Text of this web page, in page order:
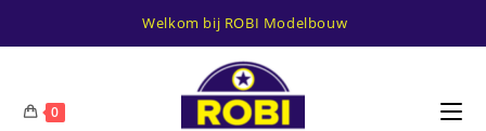
Welkom bij ROBI Modelbouw
0